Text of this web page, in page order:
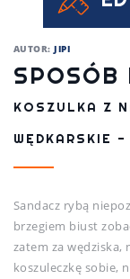
AUTOR:JIPI
SPOSÓB
KOSZULKA Z
WĘDKARSKIE -
Sandacz rybą
brzegiem biust
zatem za wędziska,
koszuleczkę sobie,